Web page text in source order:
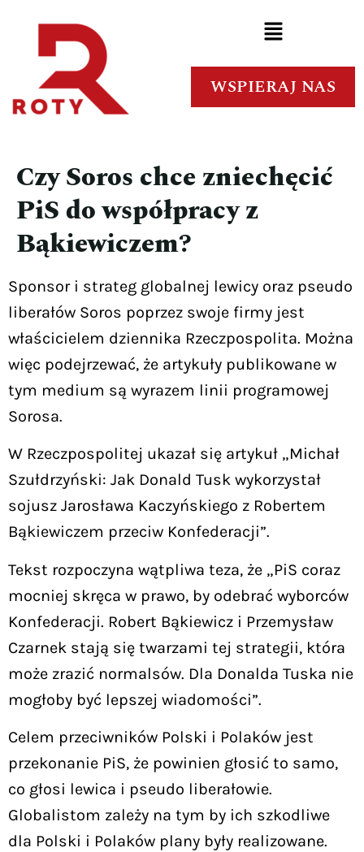
WSPIERAJ NAS
Czy Soros chce zniechęcić
PiS do współpracy z
Bąkiewiczem?
Sponsor i strateg globalnej lewicy oraz pseudo
liberałów Soros poprzez swoje firmy jest
właścicielem dziennika Rzeczpospolita. Można
więc podejrzewać, że artykuły publikowane w
tym medium są wyrazem linii programowej
Sorosa.
W Rzeczpospolitej ukazał się artykuł „Michał
Szułdrzyński: Jak Donald Tusk wykorzystał
sojusz Jarosława Kaczyńskiego z Robertem
Bąkiewiczem przeciw Konfederacji”.
Tekst rozpoczyna wątpliwa teza, że „PiS coraz
mocniej skręca w prawo, by odebrać wyborców
Konfederacji. Robert Bąkiewicz i Przemysław
Czarnek stają się twarzami tej strategii, która
może zrazić normalsów. Dla Donalda Tuska nie
mogłoby być lepszej wiadomości”.
Celem przeciwników Polski i Polaków jest
przekonanie PiS, że powinien głosić to samo,
co głosi lewica i pseudo liberałowie.
Globalistom zależy na tym by ich szkodliwe
dla Polski i Polaków plany były realizowane.